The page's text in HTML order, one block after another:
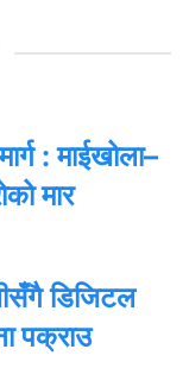
: माईखोला–
मार
डिजिटल
पक्राउ